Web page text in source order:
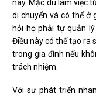
này. Mặc dù làm việc
di chuyển và có thể ở
hỏi họ phải tự quản
Điều này có thể tạo ra
trong gia đình nếu
trách nhiệm.
Với sự phát triển